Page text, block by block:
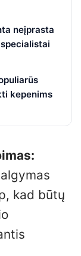
neįprasta
kepenims
kad būtų